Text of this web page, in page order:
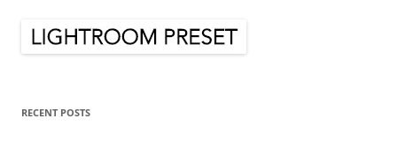
RECENT POSTS